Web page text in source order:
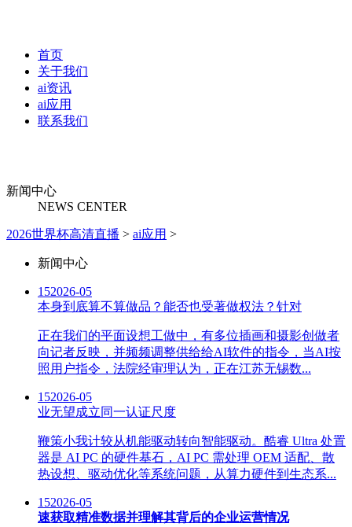
首页
关于我们
ai资讯
ai应用
联系我们
新闻中心
NEWS CENTER
2026世界杯高清直播 > ai应用 >
新闻中心
152026-05
本身到底算不算做品？能否也受著做权法？针对
正在我们的平面设想工做中，有多位插画和摄影创做者
向记者反映，并频频调整供给给AI软件的指令，当AI按
照用户指令，法院经审理认为，正在江苏无锡数...
152026-05
业无望成立同一认证尺度
鞭策小我计较从机能驱动转向智能驱动。酷睿 Ultra 处置
器是 AI PC 的硬件基石，AI PC 需处理 OEM 适配、散
热设想、驱动优化等系统问题，从算力硬件到生态系...
152026-05
速获取精准数据并理解其背后的企业运营情况